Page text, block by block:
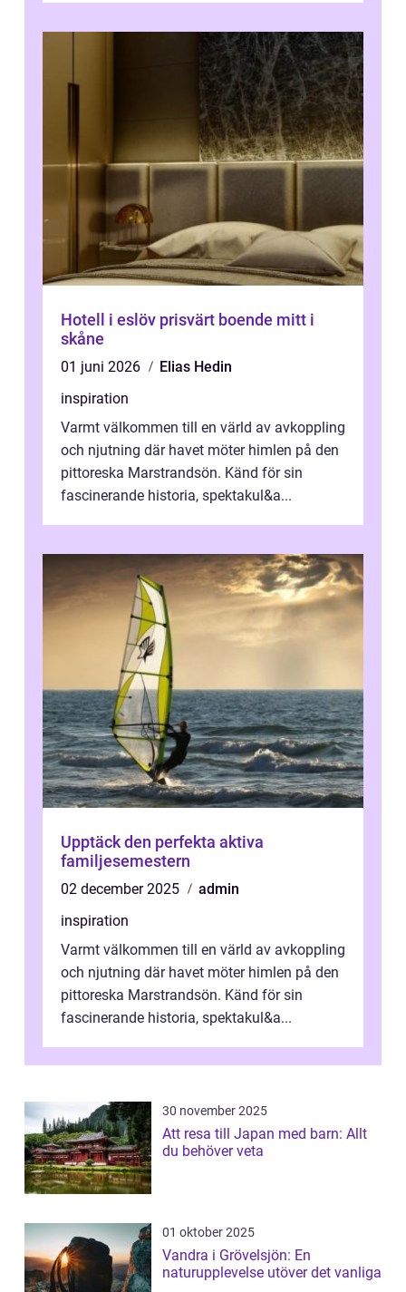
Hotell i eslöv prisvärt boende mitt i
skåne
01 juni 2026
Elias Hedin
inspiration
Varmt välkommen till en värld av avkoppling
och njutning där havet möter himlen på den
pittoreska Marstrandsön. Känd för sin
fascinerande historia, spektakul&a...
Upptäck den perfekta aktiva
familjesemestern
02 december 2025
admin
inspiration
Varmt välkommen till en värld av avkoppling
och njutning där havet möter himlen på den
pittoreska Marstrandsön. Känd för sin
fascinerande historia, spektakul&a...
30 november 2025
Att resa till Japan med barn: Allt
du behöver veta
01 oktober 2025
Vandra i Grövelsjön: En
naturupplevelse utöver det vanliga